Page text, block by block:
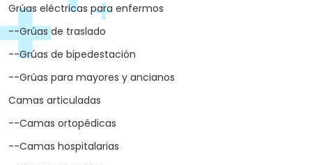
Grúas eléctricas para enfermos
--Grúas de traslado
--Grúas de bipedestación
--Grúas para mayores y ancianos
Camas articuladas
--Camas ortopédicas
--Camas hospitalarias